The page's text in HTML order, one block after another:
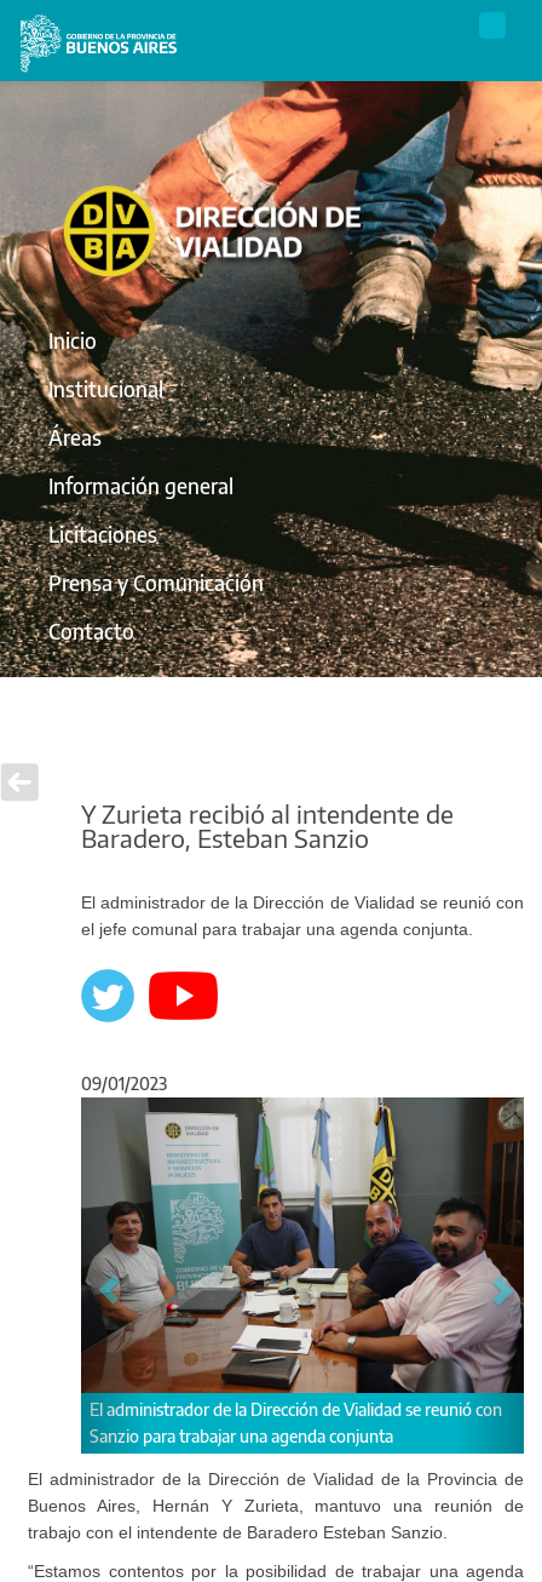
Inicio
Institucional
Áreas
Información general
Licitaciones
Prensa y Comunicación
Contacto
Y Zurieta recibió al intendente de
Baradero, Esteban Sanzio
El administrador de la Dirección de Vialidad se reunió con
el jefe comunal para trabajar una agenda conjunta.
09/01/2023
la Dirección de Vialidad se reunió con
una agenda conjunta
"Vamos a reconstruir un
calidad de vida a los vecinos de
Anterior
El administrador de la Dirección de Vialidad de la Provincia de
Buenos Aires, Hernán Y Zurieta, mantuvo una reunión de
trabajo con el intendente de Baradero Esteban Sanzio.
“Estamos contentos por la posibilidad de trabajar una agenda